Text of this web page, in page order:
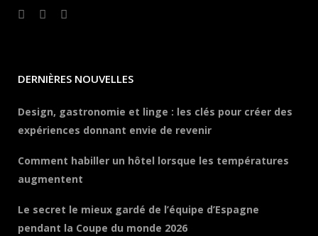
DERNIÈRES NOUVELLES
Design, gastronomie et linge : les clés pour créer des
expériences donnant envie de revenir
Comment habiller un hôtel lorsque les températures
augmentent
Le secret le mieux gardé de l’équipe d’Espagne
pendant la Coupe du monde 2026